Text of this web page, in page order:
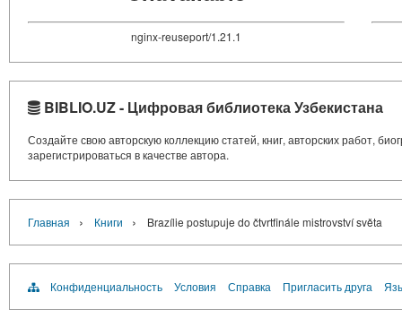
nginx-reuseport/1.21.1
BIBLIO.UZ - Цифровая библиотека Узбекистана
Создайте свою авторскую коллекцию статей, книг, авторских работ,
зарегистрироваться в качестве автора.
Главная › Книги › Brazílie postupuje do čtvrtfinále mistrovství světa
Конфиденциальность Условия Справка Пригласить друга